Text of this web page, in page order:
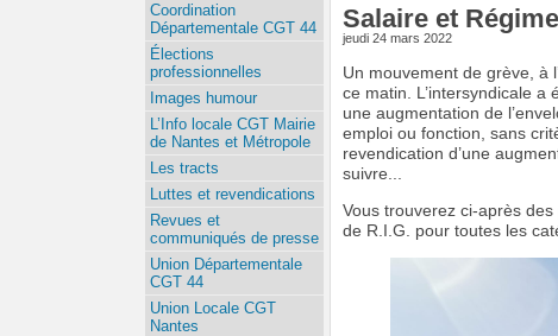
Salaire et
jeudi 24 mars 2022
Un mouvement de grève, à
ce matin. L’intersyndicale a
une augmentation de
emploi ou fonction, sans
revendication d’une
suivre...
Vous trouverez ci-après
de R.I.G. pour toutes les
Coordination
Départementale CGT 44
Élections
professionnelles
Images humour
L’Info locale CGT Mairie
de Nantes et Métropole
Les tracts
Luttes et revendications
Revues et
communiqués de presse
Union Départementale
CGT 44
Union Locale CGT
Nantes